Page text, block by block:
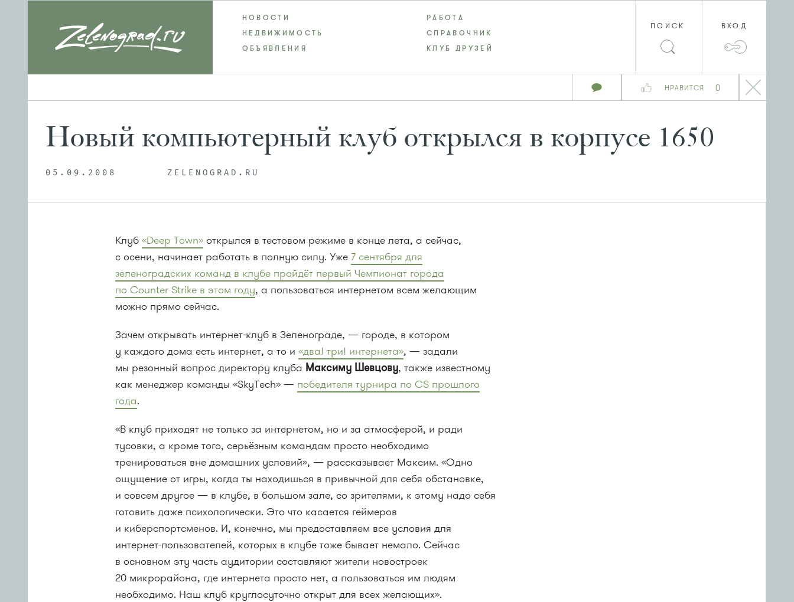
НРАВИТСЯ 0
НОВОСТИ
РАБОТА
НЕДВИЖИМОСТЬ
СПРАВОЧНИК
ОБЪЯВЛЕНИЯ
КЛУБ ДРУЗЕЙ
ПОИСК ВХОД
Новый компьютерный клуб открылся в корпусе 1650
05.09.2008 ZELENOGRAD.RU
Клуб«Deep Town» открылся в тестовом режиме в конце лета, а сейчас,
с осени, начинает работать в полную силу. Уже7 сентября для
зеленоградских команд в клубе пройдёт первый Чемпионат города
по Counter Strike в этом году, а пользоваться интернетом всем желающим
можно прямо сейчас.
Зачем открывать интернет-клуб в Зеленограде, — городе, в котором
у каждого дома есть интернет, а то и«два! три! интернета», — задали
мы резонный вопрос директору клуба Максиму Шевцову, также известному
как менеджер команды «SkyTech» — победителя турнира по CS прошлого
года.
«В клуб приходят не только за интернетом, но и за атмосферой, и ради
тусовки, а кроме того, серьёзным командам просто необходимо
тренироваться вне домашних условий», — рассказывает Максим. «Одно
ощущение от игры, когда ты находишься в привычной для себя обстановке,
и совсем другое — в клубе, в большом зале, со зрителями, к этому надо себя
готовить даже психологически. Это что касается геймеров
и киберспортсменов. И, конечно, мы предоставляем все условия для
интернет-пользователей, которых в клубе тоже бывает немало. Сейчас
в основном эту часть аудитории составляют жители новостроек
20 микрорайона, где интернета просто нет, а пользоваться им людям
необходимо. Наш клуб круглосуточно открыт для всех желающих».